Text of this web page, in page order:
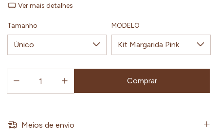
Ver mais detalhes
Tamanho MODELO
Meios de envio